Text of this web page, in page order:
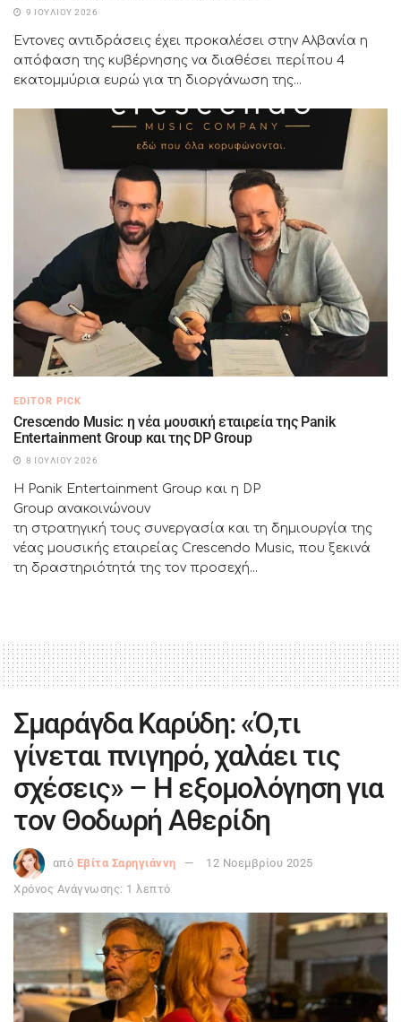
9 ΙΟΥΛΊΟΥ 2026
Έντονες αντιδράσεις έχει προκαλέσει στην Αλβανία η
απόφαση της κυβέρνησης να διαθέσει περίπου 4
εκατομμύρια ευρώ για τη διοργάνωση της...
EDITOR PICK
Crescendo Music: η νέα μουσική εταιρεία της Panik
Entertainment Group και της DP Group
8 ΙΟΥΛΊΟΥ 2026
Η Panik Entertainment Group και η DP
Group ανακοινώνουν
τη στρατηγική τους συνεργασία και τη δημιουργία της
νέας μουσικής εταιρείας Crescendo Music, που ξεκινά
τη δραστηριότητά της τον προσεχή...
Σμαράγδα Καρύδη: «Ό,τι
γίνεται πνιγηρό, χαλάει τις
σχέσεις» – Η εξομολόγηση για
τον Θοδωρή Αθερίδη
από Εβίτα Σαρηγιάννη
12 Νοεμβρίου 2025
Χρόνος Ανάγνωσης: 1 λεπτό